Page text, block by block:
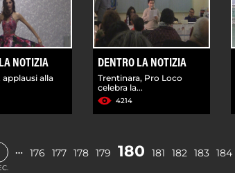
NOTIZIA
applausi alla
DENTRO LA NOTIZIA
Trentinara, Pro Loco
celebra la...
4214
… 176 177 178 179 180 181 182 183 184